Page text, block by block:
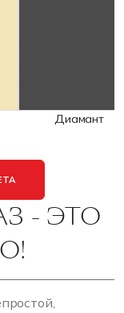
Диамант
- ЭТО